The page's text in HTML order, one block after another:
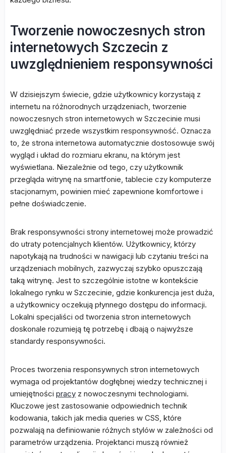
Tworzenie nowoczesnych stron
internetowych Szczecin z
uwzględnieniem responsywności
W dzisiejszym świecie, gdzie użytkownicy korzystają z
internetu na różnorodnych urządzeniach, tworzenie
nowoczesnych stron internetowych w Szczecinie musi
uwzględniać przede wszystkim responsywność. Oznacza
to, że strona internetowa automatycznie dostosowuje swój
wygląd i układ do rozmiaru ekranu, na którym jest
wyświetlana. Niezależnie od tego, czy użytkownik
przegląda witrynę na smartfonie, tablecie czy komputerze
stacjonarnym, powinien mieć zapewnione komfortowe i
pełne doświadczenie.
Brak responsywności strony internetowej może prowadzić
do utraty potencjalnych klientów. Użytkownicy, którzy
napotykają na trudności w nawigacji lub czytaniu treści na
urządzeniach mobilnych, zazwyczaj szybko opuszczają
taką witrynę. Jest to szczególnie istotne w kontekście
lokalnego rynku w Szczecinie, gdzie konkurencja jest duża,
a użytkownicy oczekują płynnego dostępu do informacji.
Lokalni specjaliści od tworzenia stron internetowych
doskonale rozumieją tę potrzebę i dbają o najwyższe
standardy responsywności.
Proces tworzenia responsywnych stron internetowych
wymaga od projektantów dogłębnej wiedzy technicznej i
umiejętności pracy z nowoczesnymi technologiami.
Kluczowe jest zastosowanie odpowiednich technik
kodowania, takich jak media queries w CSS, które
pozwalają na definiowanie różnych stylów w zależności od
parametrów urządzenia. Projektanci muszą również